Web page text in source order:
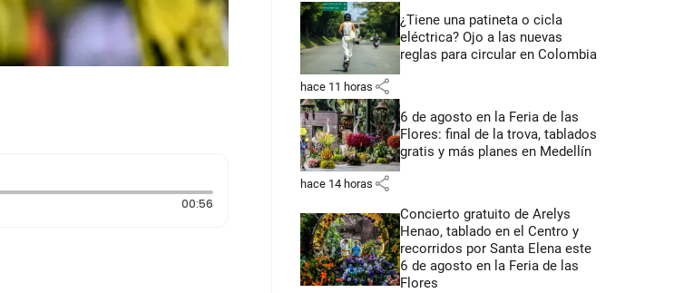
00:56Duración: 56 segundos
¿Tiene una patineta o cicla
eléctrica? Ojo a las nuevas
reglas para circular en Colombia
hace 11 horas share
6 de agosto en la Feria de las
Flores: final de la trova, tablados
gratis y más planes en Medellín
hace 14 horas share
Concierto gratuito de Arelys
Henao, tablado en el Centro y
recorridos por Santa Elena este
6 de agosto en la Feria de las
Flores